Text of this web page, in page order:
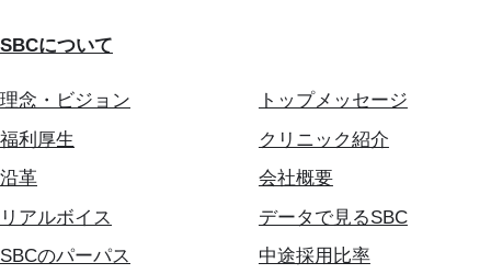
SBCについて
理念・ビジョン
トップメッセージ
福利厚生
クリニック紹介
沿革
会社概要
リアルボイス
データで見るSBC
SBCのパーパス
中途採用比率